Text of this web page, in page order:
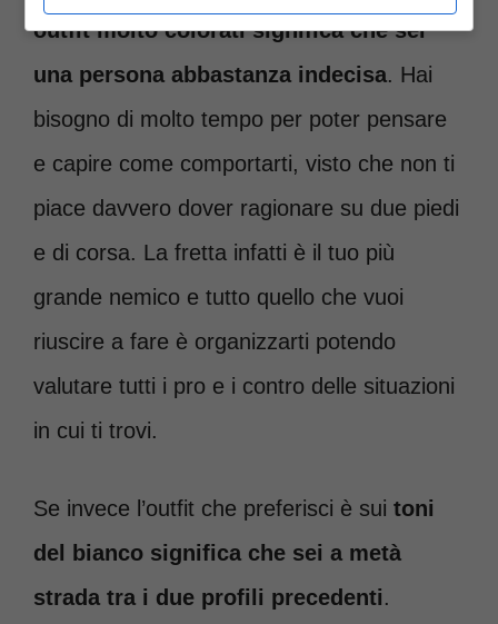
outfit molto colorati significa che sei
una persona abbastanza indecisa. Hai
bisogno di molto tempo per poter pensare
e capire come comportarti, visto che non ti
piace davvero dover ragionare su due piedi
e di corsa. La fretta infatti è il tuo più
grande nemico e tutto quello che vuoi
riuscire a fare è organizzarti potendo
valutare tutti i pro e i contro delle situazioni
in cui ti trovi.
Se invece l’outfit che preferisci è sui toni
del bianco significa che sei a metà
strada tra i due profili precedenti.